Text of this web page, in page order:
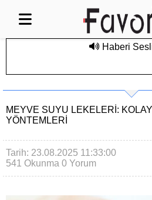
Haberi
MEYVE SUYU LEKELERI:
YÖNTEMLERI
Tarih: 23.08.2025 11:33:00
541 Okunma 0 Yorum